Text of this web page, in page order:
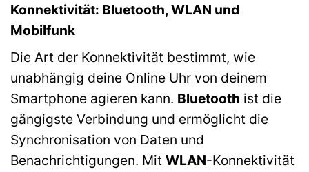
Konnektivität: Bluetooth, WLAN und
Mobilfunk
Die Art der Konnektivität bestimmt, wie
unabhängig deine Online Uhr von deinem
Smartphone agieren kann. Bluetooth ist die
gängigste Verbindung und ermöglicht die
Synchronisation von Daten und
Benachrichtigungen. Mit WLAN-Konnektivität